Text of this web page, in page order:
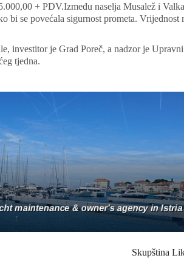
+ PDV.Između naselja Musalež i
bi se povećala sigurnost prometa. Vrijednost
investitor je Grad Poreč, a nadzor je
tjedna.
Skupština